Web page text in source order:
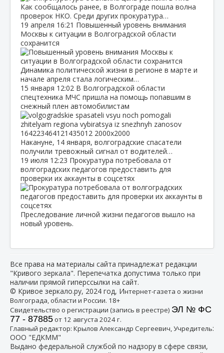
Как сообщалось ранее, в Волгограде пошла волна
проверок НКО. Среди других прокуратура…
19 апреля 16:21 Повышенный уровень внимания
Москвы к ситуации в Волгоградской области
сохранится
Динамика политической жизни в регионе в марте и
начале апреля стала логическим…
15 января 12:02 В Волгоградской области
спецтехника МЧС пришла на помощь попавшим в
снежный плен автомобилистам
Накануне, 14 января, волгоградские спасатели
получили тревожный сигнал от водителей…
19 июля 12:23 Прокуратура потребовала от
волгоградских педагогов предоставить для
проверки их аккаунты в соцсетях
Преследование личной жизни педагогов вышло на
новый уровень.
Все права на материалы сайта принадлежат редакции
"Кривого зеркала". Перепечатка допустима только при
наличии прямой гиперссылки на сайт.
© Кривое зеркало.ру, 2024 год, Интернет-газета о жизни
Волгограда, области и России. 18+
Свидетельство о регистрации (запись в реестре) ЭЛ № ФС
77 - 87885от 12 августа 2024 г.
Главный редактор: Крылов Александр Сергеевич, Учредитель:
ООО "ЕДКММ"
Выдано федеральной службой по надзору в сфере связи,